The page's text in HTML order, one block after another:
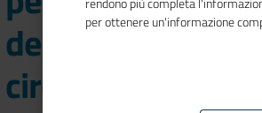
delle Camere
circolare le best
per ottenere un'informazione